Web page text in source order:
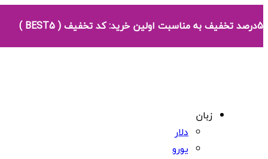
5درصد تخفیف به مناسبت اولین خرید: کد تخفیف ( BEST5 )
زبان
دلار
یورو